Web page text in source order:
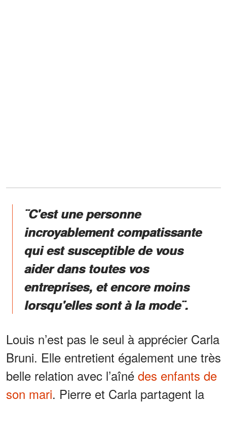
¨C'est une personne
incroyablement compatissante
qui est susceptible de vous
aider dans toutes vos
entreprises, et encore moins
lorsqu'elles sont à la mode¨.
Louis n’est pas le seul à apprécier Carla
Bruni. Elle entretient également une très
belle relation avec l’aîné des enfants de
son mari. Pierre et Carla partagent la